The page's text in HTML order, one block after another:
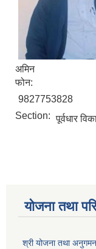
अमिन
फोन:
9827753828
Section: पूर्वधार
योजना तथा
श्री योजना तथा अनुगमन